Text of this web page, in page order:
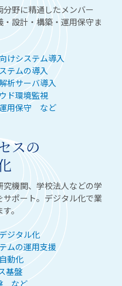
野に精通したメンバー
設計・構築・運用保守ま
けシステム導入
テムの導入
析サーバ導入
ド環境監視
用保守 など
スの
機関、学校法人などの学
ポート。デジタル化で業
。
ジタル化
ムの運用支援
動化
基盤